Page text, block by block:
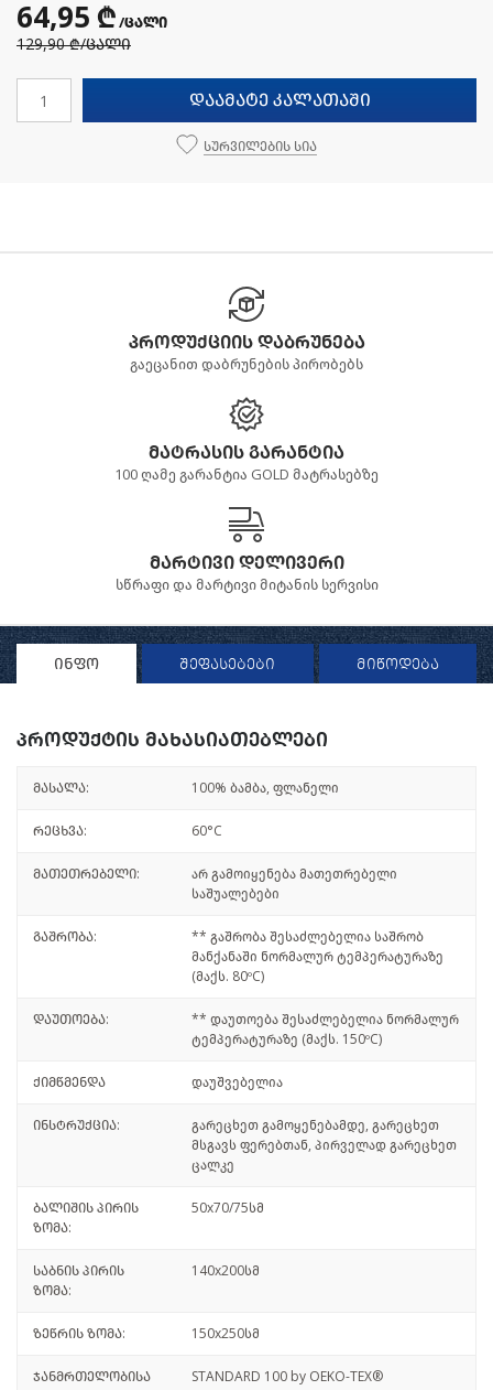
64,95 ₾ /ცალი
129,90 ₾/ცალი
დაამატე კალათაში
სურვილების სია
პროდუქციის დაბრუნება
გაეცანით დაბრუნების პირობებს
მატრასის გარანტია
100 ღამე გარანტია GOLD მატრასებზე
მარტივი დელივერი
სწრაფი და მარტივი მიტანის სერვისი
ინფო შეფასებები მიწოდება
პროდუქტის მახასიათებლები
მასალა: 100% ბამბა, ფლანელი
რეცხვა: 60°C
მათეთრებელი:
არ გამოიყენება მათეთრებელი
საშუალებები
გაშრობა:
** გაშრობა შესაძლებელია საშრობ
მანქანაში ნორმალურ ტემპერატურაზე
(მაქს. 80ºC)
დაუთოება:
** დაუთოება შესაძლებელია ნორმალურ
ტემპერატურაზე (მაქს. 150ºC)
ქიმწმენდა დაუშვებელია
ინსტრუქცია:
გარეცხეთ გამოყენებამდე, გარეცხეთ
მსგავს ფერებთან, პირველად გარეცხეთ
ცალკე
ბალიშის პირის
ზომა:
50x70/75სმ
საბნის პირის
ზომა:
140x200სმ
ზეწრის ზომა: 150x250სმ
ჯანმრთელობისა
STANDARD 100 by OEKO-TEX®